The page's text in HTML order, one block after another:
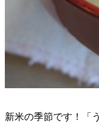
新米の季節です！「